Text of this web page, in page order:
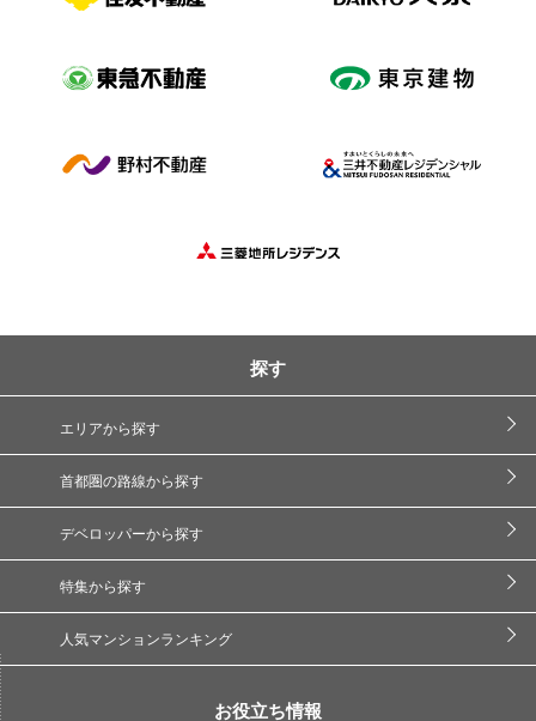
探す
エリアから探す
首都圏の路線から探す
デベロッパーから探す
特集から探す
人気マンションランキング
お役立ち情報